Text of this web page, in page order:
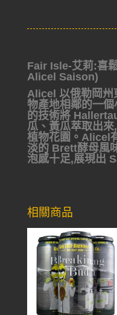
Fair Isle-艾莉:喜
Alicel Saison)
Alicel 以俄勒岡州
物產地相鄰的一
的技術將
瓜、黃瓜萃取出
植物花園。Alicel
淡的 Brett酵母風
泡感十足,展現出
相關商品